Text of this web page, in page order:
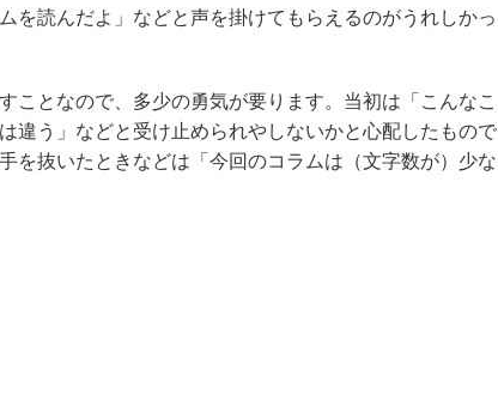
を読んだよ」などと声を掛けてもらえるのがうれしかっ
ことなので、多少の勇気が要ります。当初は「こんなこ
違う」などと受け止められやしないかと心配したもので
を抜いたときなどは「今回のコラムは（文字数が）少な